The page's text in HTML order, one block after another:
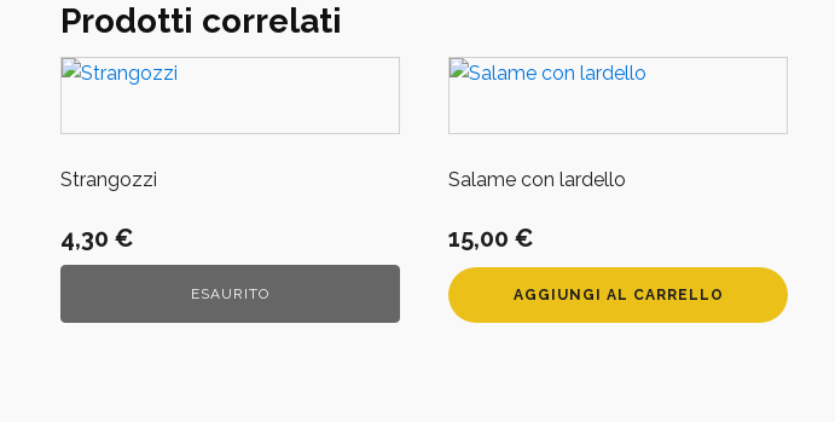
Prodotti correlati
Strangozzi
4,30 €
ESAURITO
Salame con lardello
15,00 €
AGGIUNGI AL CARRELLO